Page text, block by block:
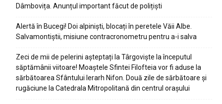
Dâmbovița. Anunțul important făcut de polițiști
Alertă în Bucegi! Doi alpiniști, blocați în peretele Văii Albe.
Salvamontiștii, misiune contracronometru pentru a-i salva
Zeci de mii de pelerini așteptați la Târgoviște la începutul
săptămânii viitoare! Moaștele Sfintei Filofteia vor fi aduse la
sărbătoarea Sfântului Ierarh Nifon. Două zile de sărbătoare și
rugăciune la Catedrala Mitropolitană din centrul orașului